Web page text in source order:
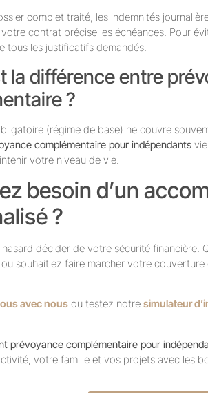
complet traité, les indemnités
contrat précise les échéances. Pour
tous les justificatifs demandés.
la différence entre
?
(régime de base) ne couvre
complémentaire pour indépendants
votre niveau de vie.
besoin d’un
?
décider de votre sécurité financière.
souhaitiez faire marcher votre
avec nous ou testez notre simulateur
prévoyance complémentaire pour
votre famille et vos projets avec les